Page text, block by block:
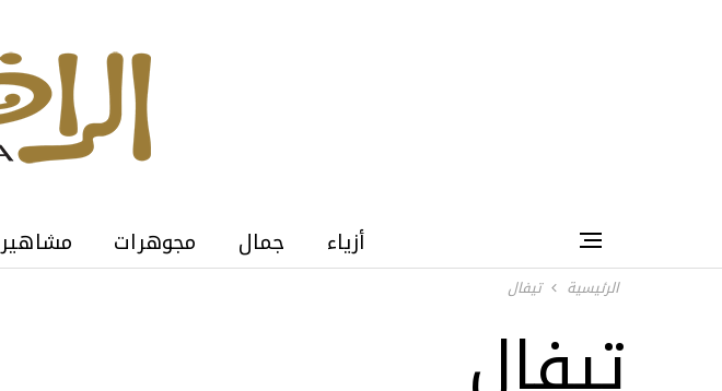
أزياء جمال مجوهرات مشاهير
الرئيسية تيفال